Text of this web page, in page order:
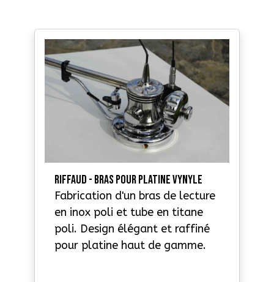
RIFFAUD - Bras pour platine vynyle
Fabrication d'un bras de lecture
en inox poli et tube en titane
poli. Design élégant et raffiné
pour platine haut de gamme.